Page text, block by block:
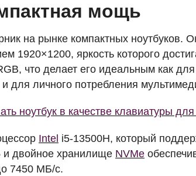
мощь
на рынке компактных
1920×1200, яркость которого
что делает его идеальным как
и для личного потребления
ноутбук в качестве клавиатуры
Intel i5-13500H, который
и двойное хранилище NVMe
7450 МБ/с.